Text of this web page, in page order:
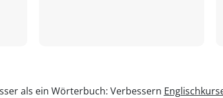
als ein Wörterbuch: Verbessern